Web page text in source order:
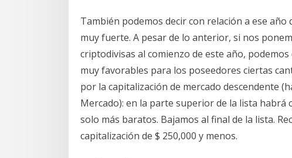
También podemos decir con relación a ese
muy fuerte. A pesar de lo anterior, si nos
criptodivisas al comienzo de este año,
muy favorables para los poseedores ciertas
por la capitalización de mercado descendente
Mercado): en la parte superior de la lista
solo más baratos. Bajamos al final de la lista.
capitalización de $ 250,000 y menos.